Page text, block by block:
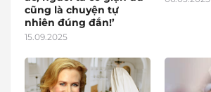
cũng là chuyện tự
nhiên đúng đắn!’
15.09.2025